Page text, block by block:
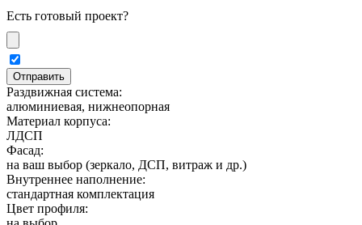
Есть готовый проект?
Раздвижная система:
алюминиевая, нижнеопорная
Материал корпуса:
ЛДСП
Фасад:
на ваш выбор (зеркало, ДСП, витраж и др.)
Внутреннее наполнение:
стандартная комплектация
Цвет профиля: